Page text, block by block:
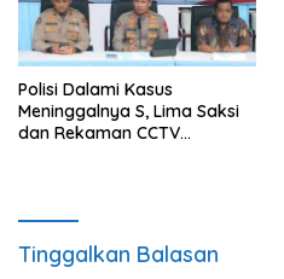
Polisi Dalami Kasus
Meninggalnya S, Lima Saksi
dan Rekaman CCTV
Tinggalkan Balasan